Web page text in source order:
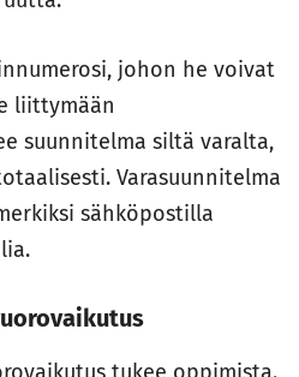
johon he voivat
liittymään
suunnitelma siltä varalta,
Varasuunnitelma
sähköpostilla